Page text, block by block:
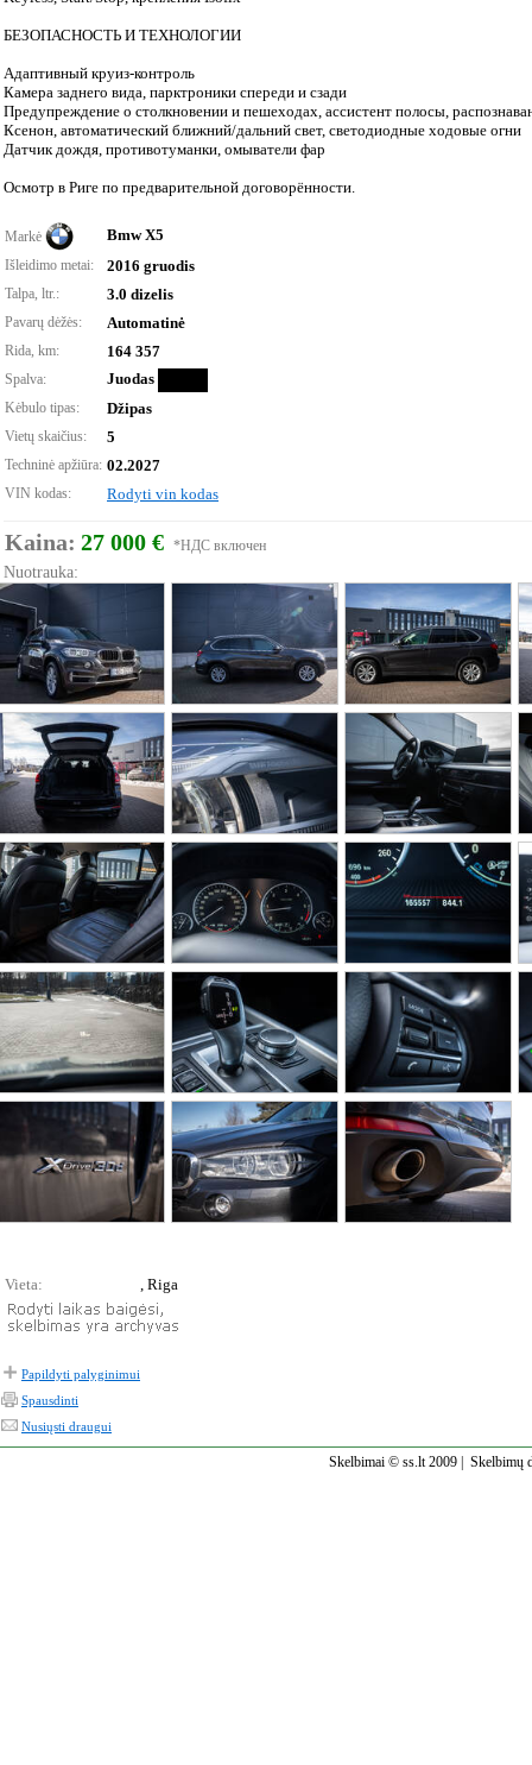
БЕЗОПАСНОСТЬ И ТЕХНОЛОГИИ
Адаптивный круиз-контроль
Камера заднего вида, парктроники спереди и сзади
Предупреждение о столкновении и пешеходах, ассистент полосы,
Ксенон, автоматический ближний/дальний свет, светодиодные ходовые огни
Датчик дождя, противотуманки, омыватели фар
Осмотр в Риге по предварительной договорённости.
Markė Bmw X5
Išleidimo metai: 2016 gruodis
Talpa, ltr.: 3.0 dizelis
Pavarų dėžės: Automatinė
Rida, km: 164 357
Spalva: Juodas
Kėbulo tipas: Džipas
Vietų skaičius: 5
Techninė apžiūra: 02.2027
VIN kodas: Rodyti vin kodas
Kaina: 27 000 € *НДС включен
Nuotrauka:
Vieta: , Riga
Papildyti palyginimui
Spausdinti
Nusiųsti draugui
Skelbimai © ss.lt 2009 | Skelbimų